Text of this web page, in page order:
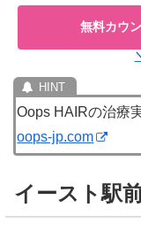
無料カウ
Oops HAIRの治療
oops-jp.com
イースト駅